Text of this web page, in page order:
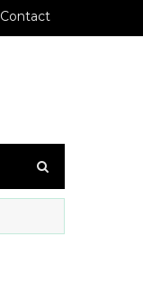
Contact